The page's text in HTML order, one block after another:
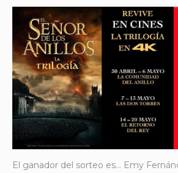
El ganador del sorteo es… Emy